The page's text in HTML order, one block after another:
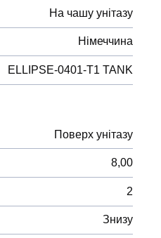
На чашу унітазу
Німеччина
ELLIPSE-0401-T1 TANK
Поверх унітазу
8,00
2
Знизу